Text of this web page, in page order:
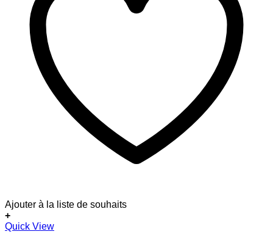
Ajouter à la liste de souhaits
+
Quick View